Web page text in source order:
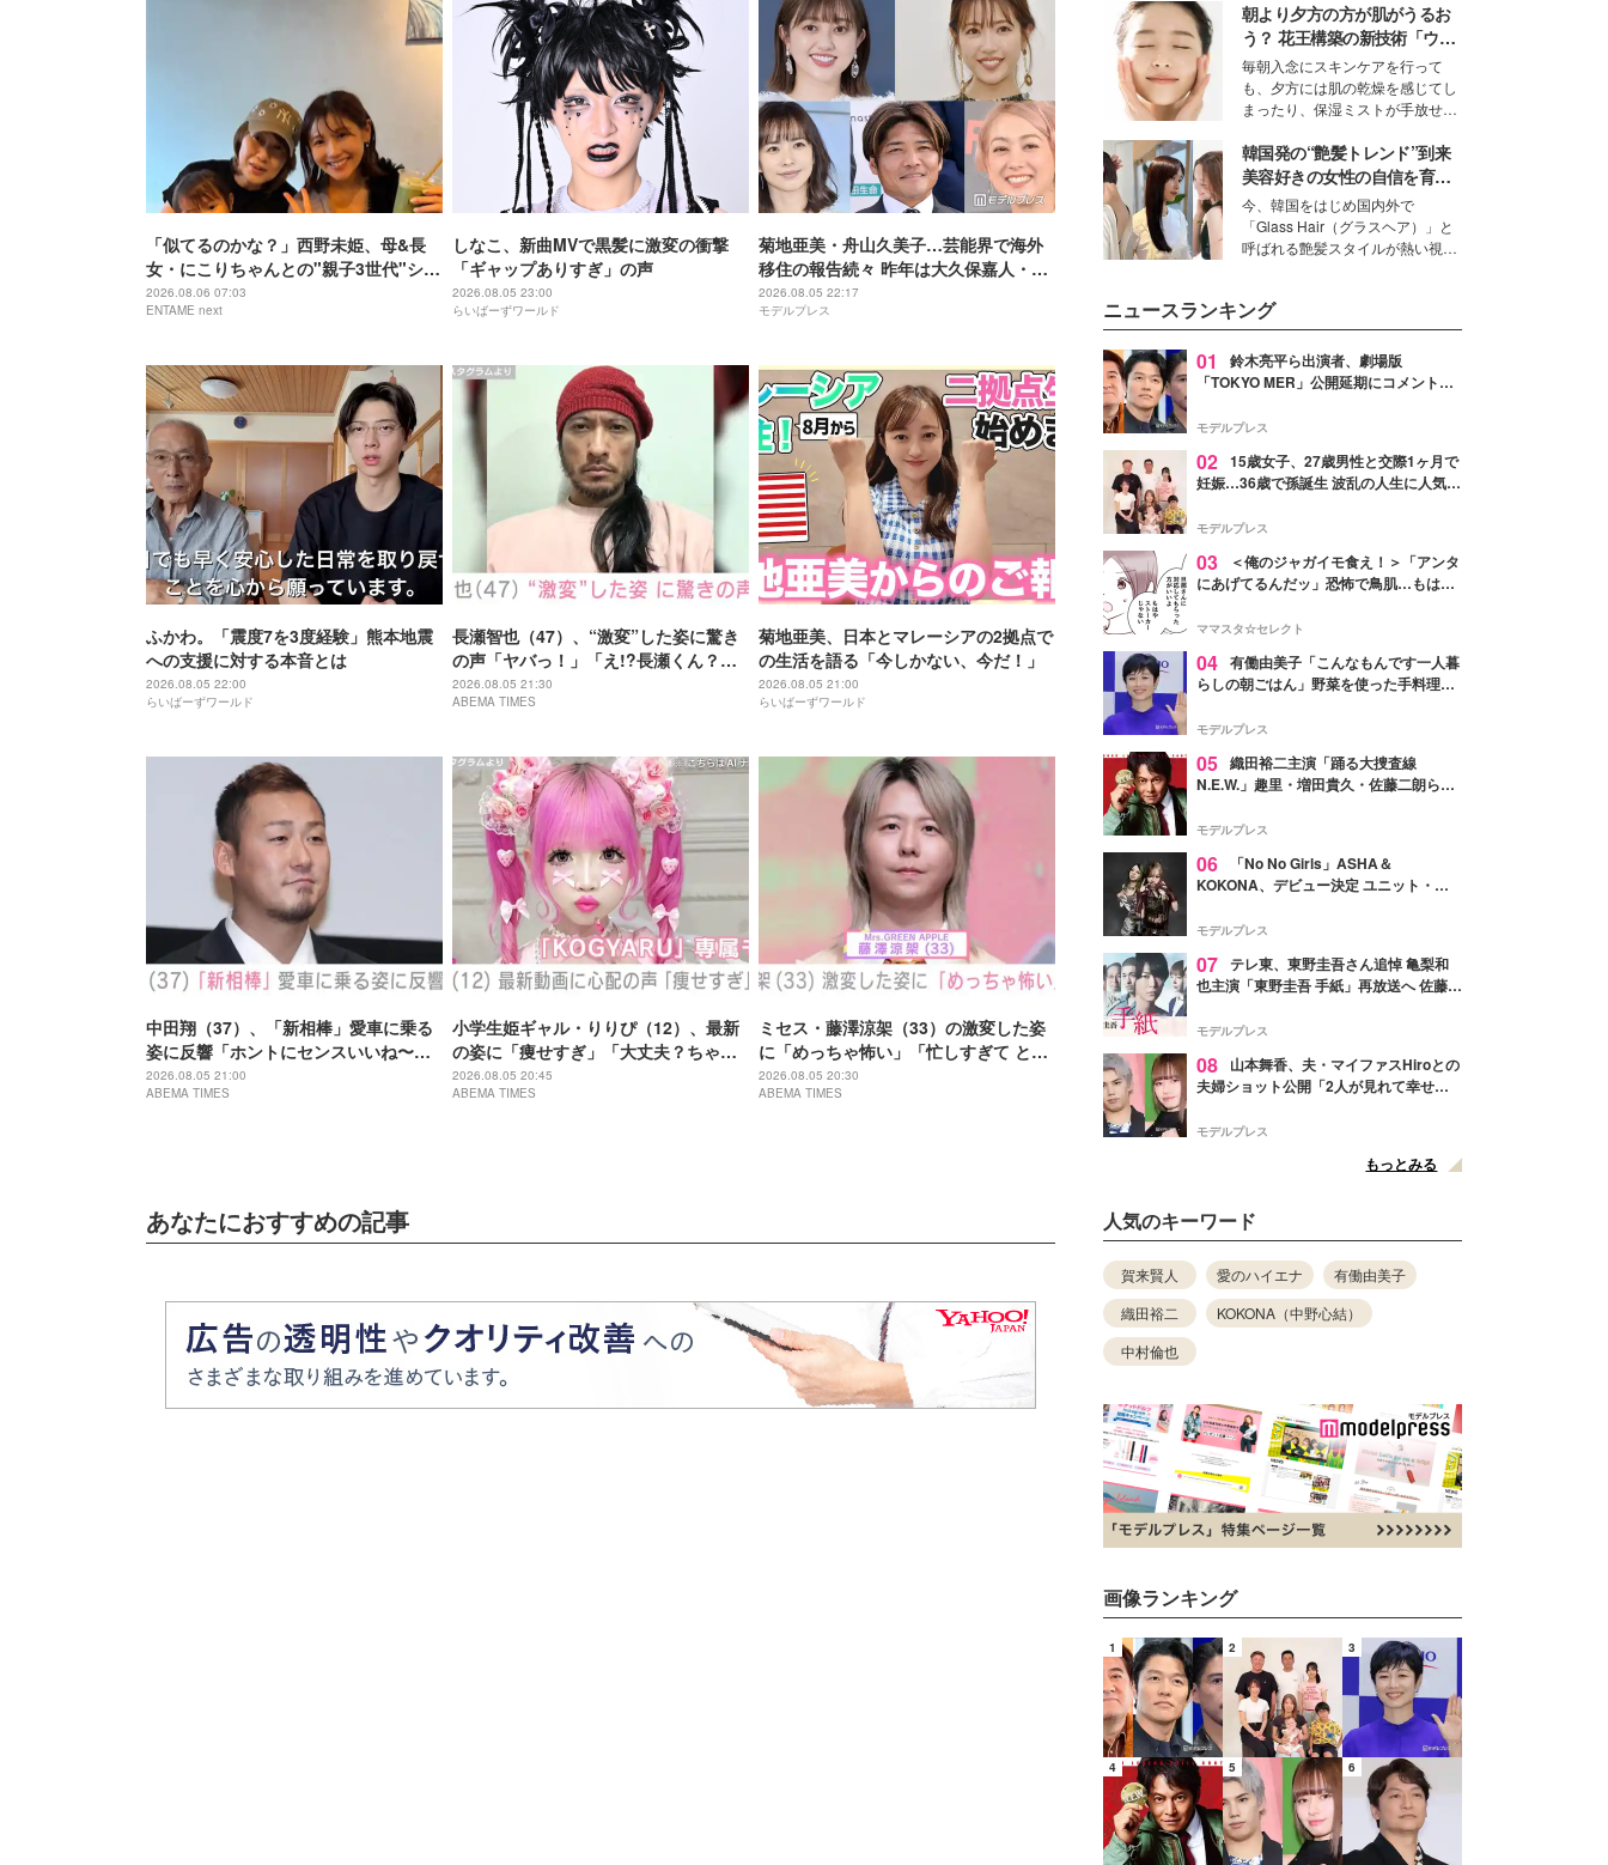
「似てるのかな？」西野未姫、母&長
女・にこりちゃんとの"親子3世代"ショ
ット公開「美人で素敵」
2026.08.06 07:03
ENTAME next
しなこ、新曲MVで黒髪に激変の衝撃
「ギャップありすぎ」の声
2026.08.05 23:00
らいばーずワールド
菊地亜美・舟山久美子…芸能界で海外
移住の報告続々 昨年は大久保嘉人・
SHELLY・優木まおみも
2026.08.05 22:17
モデルプレス
ふかわ。「震度7を3度経験」熊本地震
への支援に対する本音とは
2026.08.05 22:00
らいばーずワールド
長瀬智也（47）、“激変”した姿に驚き
の声「ヤバっ！」「え!?長瀬くん？」
「ワイルドさに磨きがかかってる」
2026.08.05 21:30
ABEMA TIMES
菊地亜美、日本とマレーシアの2拠点で
の生活を語る「今しかない、今だ！」
2026.08.05 21:00
らいばーずワールド
中田翔（37）、「新相棒」愛車に乗る
姿に反響「ホントにセンスいいね〜」
「何台持っているのですか？」
2026.08.05 21:00
ABEMA TIMES
小学生姫ギャル・りりぴ（12）、最新
の姿に「痩せすぎ」「大丈夫？ちゃん
とご飯食べてね」など心配の声
2026.08.05 20:45
ABEMA TIMES
ミセス・藤澤涼架（33）の激変した姿
に「めっちゃ怖い」「忙しすぎて とう
とうグレてしまったのね…」「カオス
すぎる」など驚きの声
2026.08.05 20:30
ABEMA TIMES
あなたにおすすめの記事
ニオン好き”という共通点を持つモ
デルの宮城舞と島村雄大の特別対
談をお届け！それぞれの視点か
ら、今作ならではの魅力や予想外
の感動をもたらす奥深いストーリ
ーについて熱く語り合ってもらっ
た。
朝より夕方の方が肌がうるお
う？ 花王構築の新技術「ウォ
ーターキャプチャリングスキ
ン（捕水肌）」がスキンケア
の常識を変える予感
毎朝入念にスキンケアを行って
も、夕方には肌の乾燥を感じてし
まったり、保湿ミストが手放せな
な美容の常識を大きく変える可能
性を秘めた、革新的な「Water
Capturing Skin（ウォーターキャ
プチャリングスキン：捕水肌）」
技術を、花王が構築した。
韓国発の“艶髪トレンド”到来
美容好きの女性の自信を育む
「ヘアケア事情」って？
今、韓国をはじめ国内外で
「Glass Hair（グラスヘア）」と
呼ばれる艶髪スタイルが熱い視線
して、“髪そのものの美しさ”に改
めて注目する人が増えている様
子。今回は、そんな憧れの艶やか
な髪を日常で叶える、美容好きの
ます。
ニュースランキング
01
鈴木亮平ら出演者、劇場版
「TOKYO MER」公開延期にコメント
最大の敬意とエールを」
モデルプレス
02 15歳女子、27歳男性と交際1ヶ月で
妊娠…36歳で孫誕生 波乱の人生に人気タ
よ！」
モデルプレス
03
＜俺のジャガイモ食え！＞「アンタ
にあげてるんだッ」恐怖で鳥肌…もはや
ママスタ☆セレクト
04 有働由美子「こんなもんです一人暮
らしの朝ごはん」野菜を使った手料理公
そう」と反響
モデルプレス
05 織田裕二主演「踊る大捜査線
N.E.W.」趣里・増田貴久・佐藤二朗ら新
徴する“謎のキーワード”も
モデルプレス
06
「No No Girls」ASHA＆
KOKONA、デビュー決定 ユニット・
リリースへ
モデルプレス
07 テレ東、東野圭吾さん追悼 亀梨和
也主演「東野圭吾 手紙」再放送へ 佐藤隆
モデルプレス
08
山本舞香、夫・マイファスHiroとの
夫婦ショット公開「2人が見れて幸せ」
モデルプレス
もっとみる
人気のキーワード
賀来賢人 愛のハイエナ
有働由美子
織田裕二
KOKONA（中野心結）
中村倫也
画像ランキング
1 2 3
4 5 6